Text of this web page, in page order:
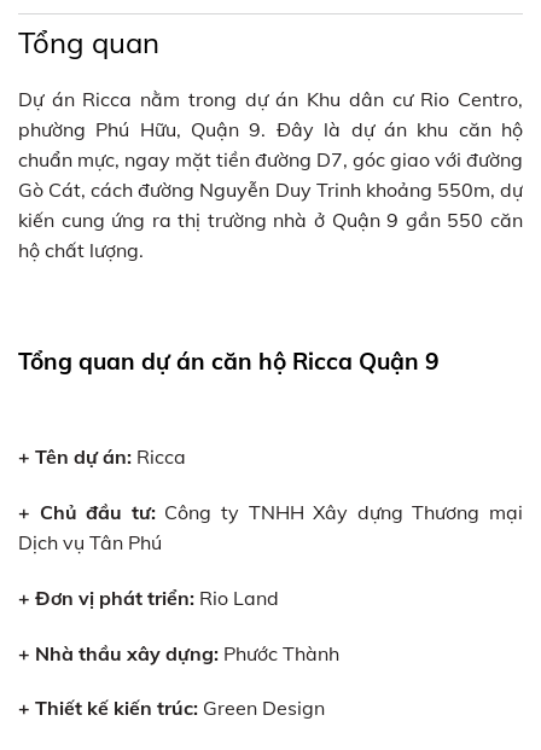
Tổng quan
Dự án Ricca nằm trong dự án Khu dân cư Rio Centro,
phường Phú Hữu, Quận 9. Đây là dự án khu căn hộ
chuẩn mực, ngay mặt tiền đường D7, góc giao với đường
Gò Cát, cách đường Nguyễn Duy Trinh khoảng 550m, dự
kiến cung ứng ra thị trường nhà ở Quận 9 gần 550 căn
hộ chất lượng.
Tổng quan dự án căn hộ Ricca Quận 9
+ Tên dự án: Ricca
+ Chủ đầu tư:Công ty TNHH Xây dựng Thương mại
Dịch vụ Tân Phú
+ Đơn vị phát triển: Rio Land
+ Nhà thầu xây dựng: Phước Thành
+ Thiết kế kiến trúc: Green Design